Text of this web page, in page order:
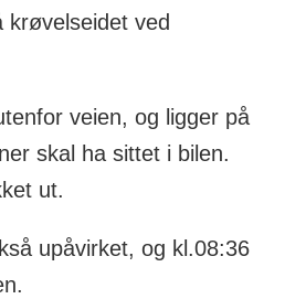
krøvelseidet ved
veien, og ligger på
skal ha sittet i bilen.
ut.
upåvirket, og kl.08:36